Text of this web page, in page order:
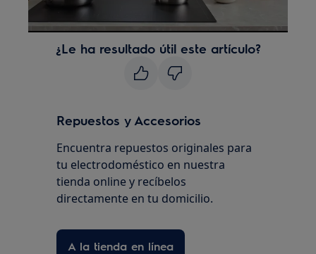
¿Le ha resultado útil este artículo?
Repuestos y Accesorios
Encuentra repuestos originales para
tu electrodoméstico en nuestra
tienda online y recíbelos
directamente en tu domicilio.
A la tienda en línea